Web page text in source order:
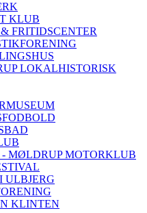
KLUB
FRITIDSCENTER
LOKALHISTORISK
MØLDRUP MOTORKLUB
ULBJERG
KLINTEN